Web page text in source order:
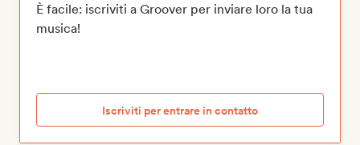
È facile: iscriviti a Groover per inviare loro la tua
musica!
Iscriviti per entrare in contatto